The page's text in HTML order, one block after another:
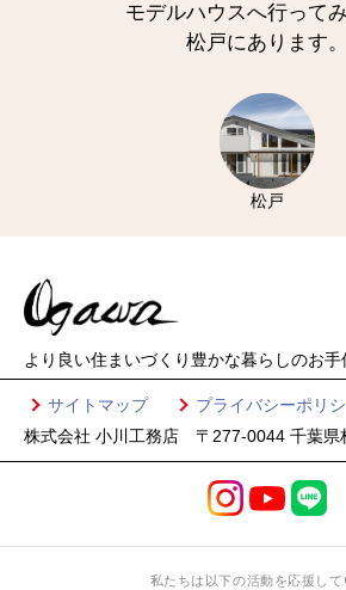
モデルハウスへ行って
松戸にあります。
松戸
より良い住まいづくり 豊かな暮らしのお手
サイトマップ
プライバシーポリ
株式会社 小川工務店 〒277-0044 千葉県
私たちは以下の活動を応援して